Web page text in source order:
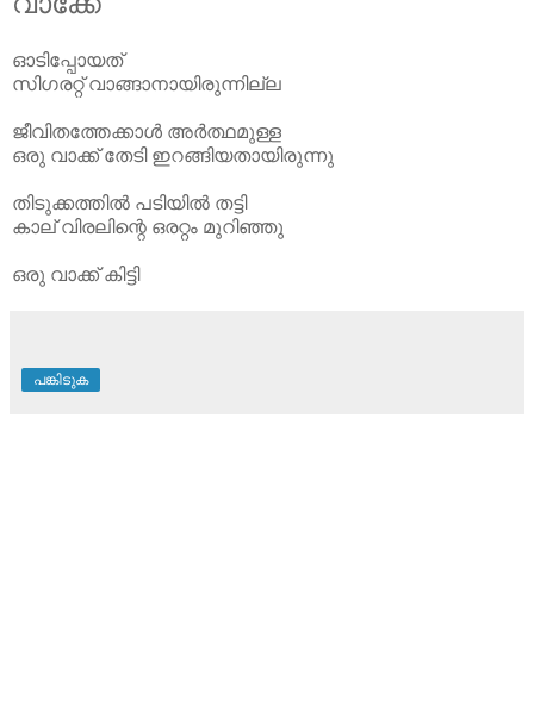
ഓടിപ്പോയത്
സിഗരറ്റ് വാങ്ങാനായിരുന്നില്ല
ജീവിതത്തേക്കാള്‍ അര്‍ത്ഥമുള്ള
ഒരു വാക്ക് തേടി ഇറങ്ങിയതായിരുന്നു
തിടുക്കത്തില്‍ പടിയില്‍ തട്ടി
കാല് വിരലിന്റെ ഒരറ്റം മുറിഞ്ഞു
ഒരു വാക്ക് കിട്ടി
പങ്കിടുക